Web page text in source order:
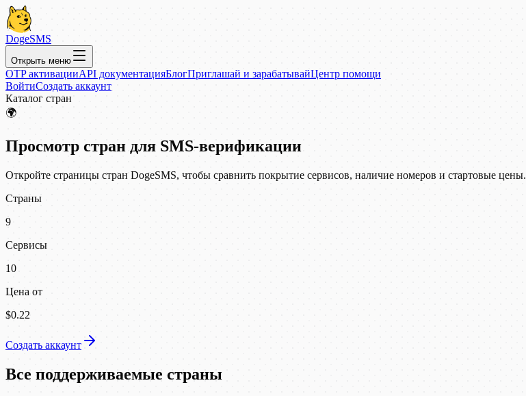
DogeSMS
Открыть меню
OTP активацииAPI документацияБлогПриглашай и зарабатывайЦентр помощи
ВойтиСоздать аккаунт
Каталог стран
🌍
Просмотр стран для SMS-верификации
Откройте страницы стран DogeSMS, чтобы сравнить покрытие сервисов, наличие номеров и стартовые цены.
Страны
9
Сервисы
10
Цена от
$0.22
Создать аккаунт
Все поддерживаемые страны